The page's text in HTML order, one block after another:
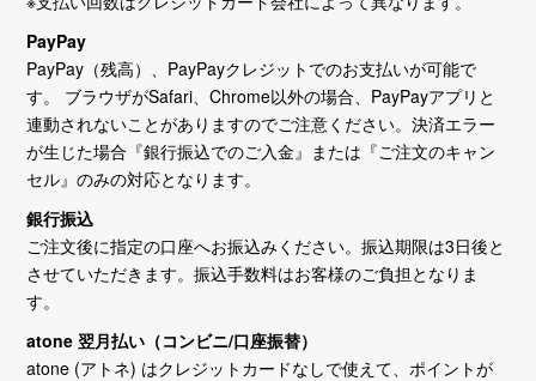
PayPay
PayPay（残高）、PayPayクレジットでのお支払いが可能で
す。 ブラウザがSafari、Chrome以外の場合、PayPayアプリと
連動されないことがありますのでご注意ください。決済エラー
が生じた場合『銀行振込でのご入金』または『ご注文のキャン
セル』のみの対応となります。
銀行振込
ご注文後に指定の口座へお振込みください。振込期限は3日後と
させていただきます。振込手数料はお客様のご負担となりま
す。
atone 翌月払い（コンビニ/口座振替）
atone (アトネ) はクレジットカードなしで使えて、ポイントが